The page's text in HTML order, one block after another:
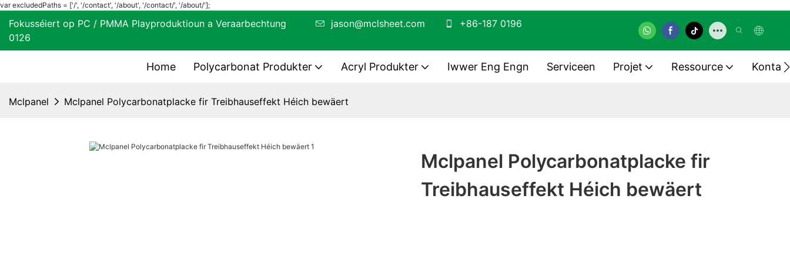
var excludedPaths = ['/', '/contact', '/about', '/contact/', '/about/'];
Fokusséiert op PC / PMMA Playproduktioun a Veraarbechtung jason@mclsheet.com
+86-187 0196
0126
Home Polycarbonat Produkter Acryl Produkter Iwwer Eng Engn Serviceen Projet Ressource
Mclpanel Mclpanel Polycarbonatplacke fir Treibhauseffekt Héich bewäert
Mclpanel Polycarbonatplacke fir
Treibhauseffekt Héich bewäert